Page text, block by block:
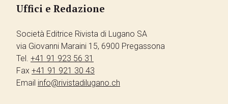
Uffici e Redazione
Società Editrice Rivista di Lugano SA
via Giovanni Maraini 15, 6900 Pregassona
Tel. +41 91 923 56 31
Fax +41 91 921 30 43
Email info@rivistadilugano.ch